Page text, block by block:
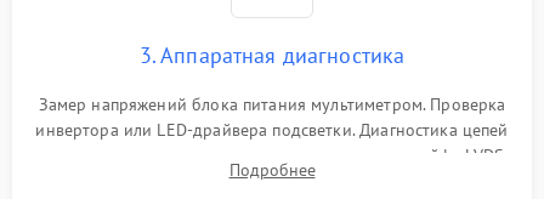
Поломка системы защиты
3. Аппаратная диагностика
Замер напряжений блока питания мультиметром. Проверка
инвертора или LED-драйвера подсветки. Диагностика цепей
питания скалера и тестирование сигналов на шлейфе LVDS
Подробнее